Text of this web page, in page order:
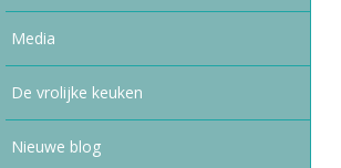
Media
De vrolijke keuken
Nieuwe blog